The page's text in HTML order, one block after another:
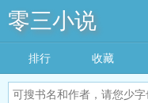
零三小说
排行 收藏